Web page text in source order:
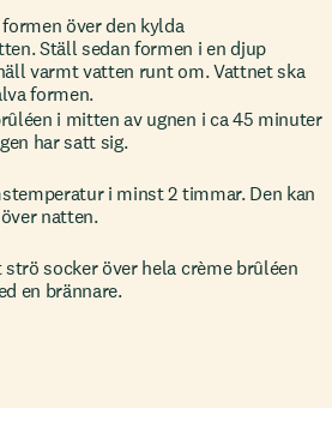
över den kylda
Ställ sedan formen i en djup
varmt vatten runt om. Vattnet ska
formen.
i mitten av ugnen i ca 45 minuter
har satt sig.
i minst 2 timmar. Den kan
natten.
socker över hela crème brûléen
en brännare.